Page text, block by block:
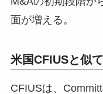
面が増える。
米国CFIUSと似
CFIUSは、